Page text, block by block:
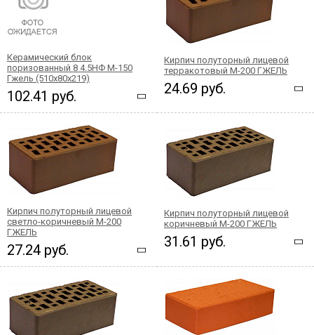
Керамический блок
поризованный 8 4.5НФ М-150
Гжель (510х80х219)
102.41 руб.
Кирпич полуторный лицевой
терракотовый М-200 ГЖЕЛЬ
24.69 руб.
Кирпич полуторный лицевой
светло-коричневый М-200
ГЖЕЛЬ
27.24 руб.
Кирпич полуторный лицевой
коричневый М-200 ГЖЕЛЬ
31.61 руб.